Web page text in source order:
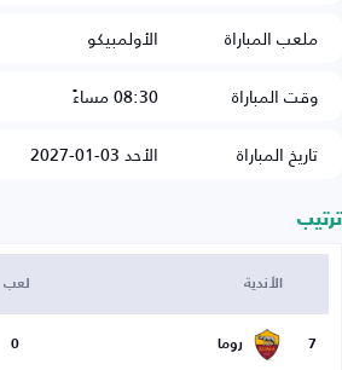
ملعب المباراة
الأولمبيكو
وقت المباراة
08:30 مساءً
تاريخ المباراة
الأحد 03-01-2027
ترتيب
الأندية لعب
7 روما 0